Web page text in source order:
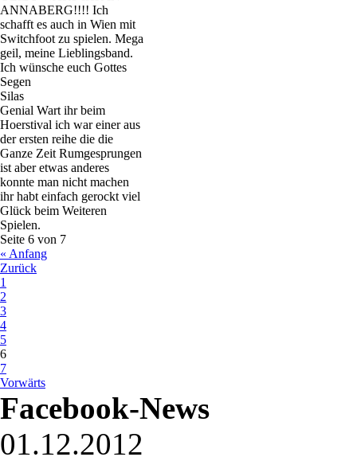
ANNABERG!!!! Ich
schafft es auch in Wien mit
Switchfoot zu spielen. Mega
geil, meine Lieblingsband.
Ich wünsche euch Gottes
Segen
Silas
Genial Wart ihr beim
Hoerstival ich war einer aus
der ersten reihe die die
Ganze Zeit Rumgesprungen
ist aber etwas anderes
konnte man nicht machen
ihr habt einfach gerockt viel
Glück beim Weiteren
Spielen.
Seite 6 von 7
« Anfang
Zurück
1
2
3
4
5
6
7
Vorwärts
Facebook-News
01.12.2012